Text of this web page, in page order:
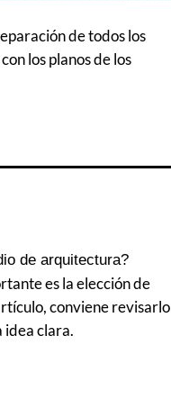
de todos los
los planos de los
de arquitectura?
es la elección de
conviene revisarlo
idea clara.